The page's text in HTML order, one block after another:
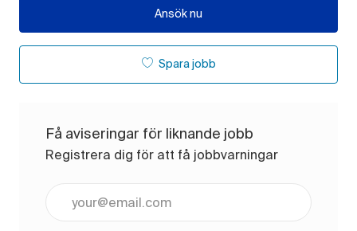
Ansök nu
Spara jobb
Få aviseringar för liknande jobb
Registrera dig för att få jobbvarningar